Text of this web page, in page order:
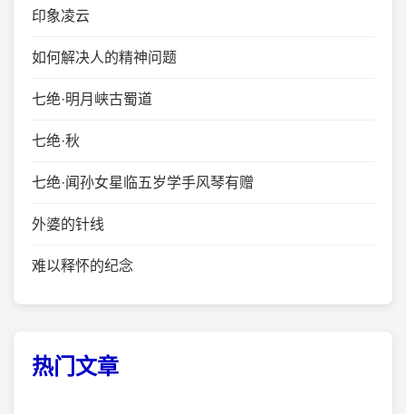
印象凌云
如何解决人的精神问题
七绝·明月峡古蜀道
七绝·秋
七绝·闻孙女星临五岁学手风琴有赠
外婆的针线
难以释怀的纪念
热门文章